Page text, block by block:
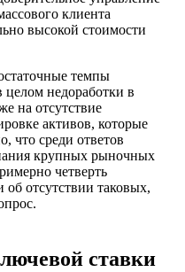
клиента
высокой стоимости
темпы
недоработки в
на отсутствие
активов, которые
что среди ответов
крупных рыночных
четверть
об отсутствии таковых,
ставки